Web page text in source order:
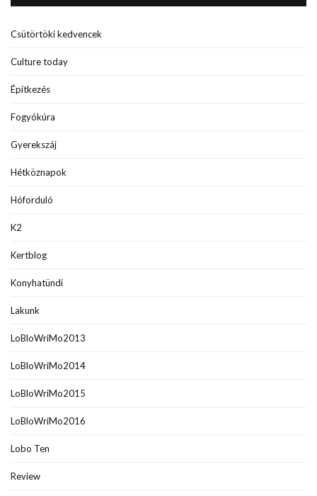
Csütörtöki kedvencek
Culture today
Építkezés
Fogyókúra
Gyerekszáj
Hétköznapok
Hóforduló
K2
Kertblog
Konyhatündi
Lakunk
LoBloWriMo2013
LoBloWriMo2014
LoBloWriMo2015
LoBloWriMo2016
Lobo Ten
Review